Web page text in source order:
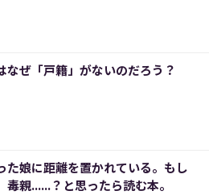
なぜ「戸籍」がないのだろう？
た娘に距離を置かれている。もし
毒親......？と思ったら読む本。